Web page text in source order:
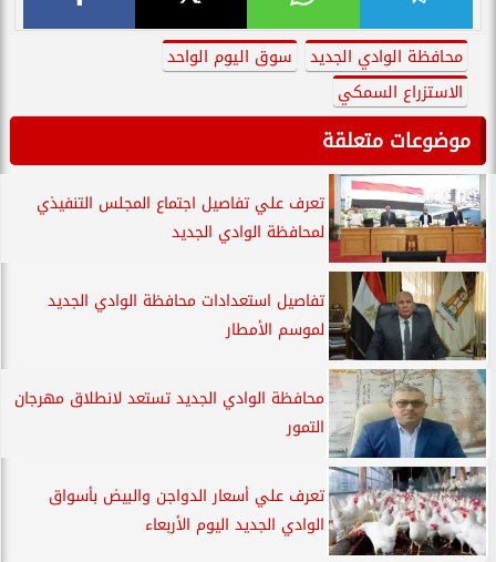
محافظة الوادي الجديد
سوق اليوم الواحد
الاستزراع السمكي
موضوعات متعلقة
تعرف علي تفاصيل اجتماع المجلس التنفيذي
لمحافظة الوادي الجديد
تفاصيل استعدادات محافظة الوادي الجديد
لموسم الأمطار
محافظة الوادي الجديد تستعد لانطلاق مهرجان
التمور
تعرف علي أسعار الدواجن والبيض بأسواق
الوادي الجديد اليوم الأربعاء